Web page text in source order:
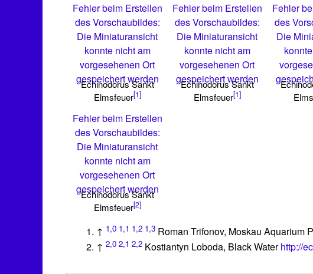
Fehler beim Erstellen
des Vorschaubildes:
Die Miniaturansicht
konnte nicht am
vorgesehenen Ort
gespeichert werden
Echinodorus Sankt
Elmsfeuer[1]
Fehler beim Erstellen
des Vorschaubildes:
Die Miniaturansicht
konnte nicht am
vorgesehenen Ort
gespeichert werden
Echinodorus Sankt
Elmsfeuer[1]
Fehler
des
Die
Fehler beim Erstellen
des Vorschaubildes:
Die Miniaturansicht
konnte nicht am
vorgesehenen Ort
gespeichert werden
Echinodorus Sankt
Elmsfeuer[2]
↑ 1,0 1,1 1,2 1,3 Roman Trifonov, Moskau Aquarium
↑2,0 2,1 2,2 Kostiantyn Loboda, Black Waterhttp://